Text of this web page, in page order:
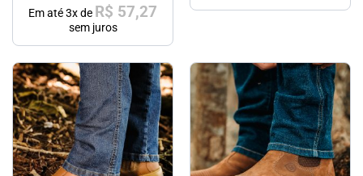
Em até3x de R$ 57,27
sem juros